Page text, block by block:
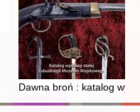
i rozwija idea muzeów
Dawna broń : katalog